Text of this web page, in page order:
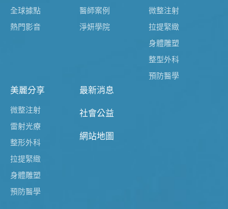
全球據點
熱門影音
醫師案例
淨妍學院
微整注射
拉提緊緻
身體雕塑
整型外科
預防醫學
美麗分享
微整注射
雷射光療
整形外科
拉提緊緻
身體雕塑
預防醫學
最新消息
社會公益
網站地圖